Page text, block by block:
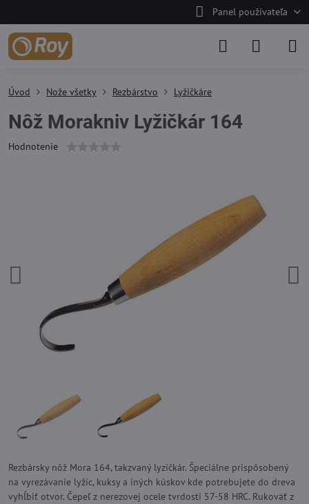
Panel používateľa
Úvod Nože všetky Rezbárstvo Lyžičkáre
Nôž Morakniv Lyžičkár 164
Hodnotenie
Rezbársky nôž Mora 164, takzvaný lyzičkár. Špeciálne prispôsobený
na vyrezávanie lyžíc, kuksy a iných kúskov kde potrebujete do dreva
vyhĺbiť otvor. Čepeľ z nerezovej ocele tvrdosti 57-58 HRC. Rukoväť z